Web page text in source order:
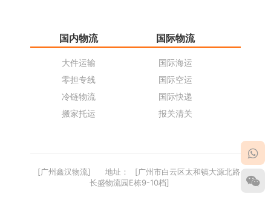
国内物流
大件运输
零担专线
冷链物流
搬家托运
国际物流
国际海运
国际空运
国际快递
报关清关
[广州鑫汉物流] 地址：
[广州市白云区太和镇大源北路
长盛物流园E栋9-10档]